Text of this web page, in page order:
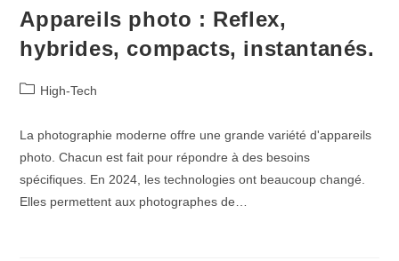
Appareils photo : Reflex,
hybrides, compacts, instantanés.
PostHigh-Tech
La photographie moderne offre une grande variété d'appareils
photo. Chacun est fait pour répondre à des besoins
spécifiques. En 2024, les technologies ont beaucoup changé.
Elles permettent aux photographes de…